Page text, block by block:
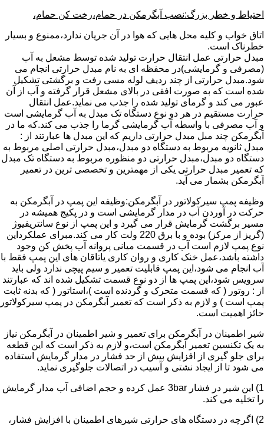
احتیاط و خطر بزرگ:نصب آبگرمکن در حمام،رخت کن حمام،
اتاق خواب و کلیه محل هایی که هوا در آن جریان ندارد،ممنوع و بسیار
خطرناک است.
مبدل حرارتی عمل انتقال حرارت تولید شده توسط مشعل به آب
(مصرفی و گرمایشی)در محفظه ای به نام مبدل حرارتی انجام می
شود.مبدل حرارتی از چند ردیف لوله مسی رفت و برگشتی تشکیل
شده است که به صورت افقی در بالای مشعل قرار گرفته و آب از آن
عبور می کند و گرمای تولید شده را جذب می نماید.عمل انتقال
حرارت مستقیم در هر دو نوع دستگاه تک مبدل به آب گرمایشی است
و آب مصرفی با واسطه آب گرمایشی گرما را جذب می کند.که ما در
آبگرمکن چند مبل مبدل حرارتی داریم که این مبدل ها عبارتند از :
مبدل ثانویه مربوط به دستگاه دو مبدل،مبدل حرارتی اصلی مربوط به
دستگاه دو مبدل،مبدل حرارتی دو منظوره مربوط به دستگاه تک مبدل
که تعمیر مبدل حرارتی یکی از مهمترین و تخصصی ترین در تعمیر
آبگرمکن بشمار می آید.
وظیفه پمپ سیرکولاتور در آبگرمکن:وظیفه این پمپ در آبگرمکن به
حرکت در آوردن آب در مدار گرمایشی است و در پکیج همیشه در
مسیر برگشت گرمایش قرار می گیرد و این پمپ از نوع سانتریفیوژ
(گریز از مرکز) بوده و با برق 220 ولت کار می کند.مبرای عملکرداین
نوع پمپ لازم است آب در قسمت میانی پروانه آب پخش کن وجود
داشته باشد،عمل خنک کاری و روان کاری یاتاقان های این پمپ فقط با
آب انجام می شود،این پمپ قابلیت تعمیر و سیم پیچی ندارد ولی باید
سرویس شود،این پمپ ها از دو نوع قسمت تشکیل شده اند که عبارتند
از : روتور ( که قسمت متحرک و گردنده است )،استاتور ( که بدنه ثابت
پمپ است ) و لازم به ذکر است که تعمیر آبگرمکن در پمپ سیرکولاتور
حائز اهمیت است.
شیر اطمینان در آبگرمکن برای تعمیر و شیر اطمینان در آبگرمکن نیاز
به یک تکنسین تعمیر آبگرمکن است،و لازم به ذکر است که این قطعه
برای جلو گیری از افزایش بیش از حد فشار در مدار گرمایش استفاده
می شود تا از ایجاد نشتی و آسیب در اتصالات جلوگیری نماید.
1) این شیر در فشار 3bar عمل کرده و حجم اضافی آب مدار گرمایش
را تخلیه می کند.
2) اگرچه در دستگاه های حرارتی شیرهای اطمینان با افزایش فشار،